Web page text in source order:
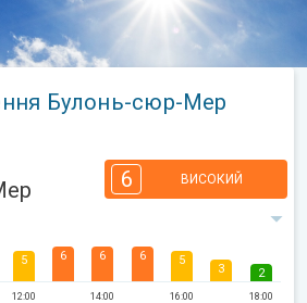
Булонь-сюр-Мер
6 ВИСОКИЙ
5
12:00
6 6
14:00
6 5
16:00
3 2
18:00